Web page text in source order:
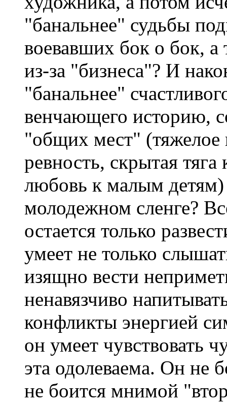
"банальнее" судьбы
воевавших бок о бок, а
из-за "бизнеса"? И
"банальнее"
венчающего историю,
"общих мест" (тяжелое
ревность, скрытая тяга
любовь к малым детям)
молодежном сленге?
остается только
умеет не только
изящно вести
ненавязчиво
конфликты энергией
он умеет чувствовать
эта одолеваема. Он не
не боится мнимой